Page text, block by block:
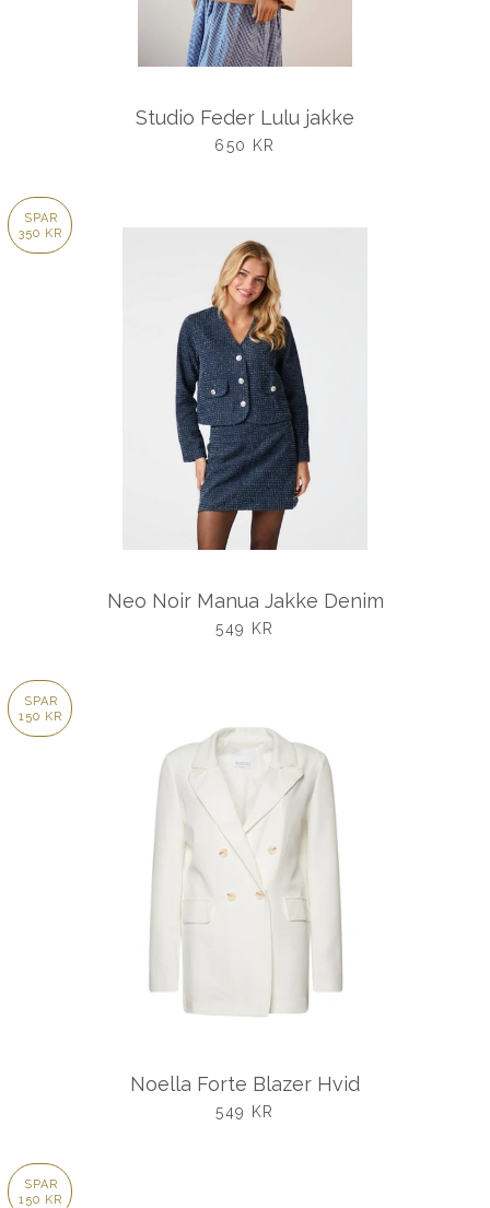
Studio Feder Lulu jakke
UDSALGSPRIS
650 KR
SPAR
350 KR
Neo Noir Manua Jakke Denim
UDSALGSPRIS
549 KR
SPAR
150 KR
Noella Forte Blazer Hvid
UDSALGSPRIS
549 KR
SPAR
150 KR